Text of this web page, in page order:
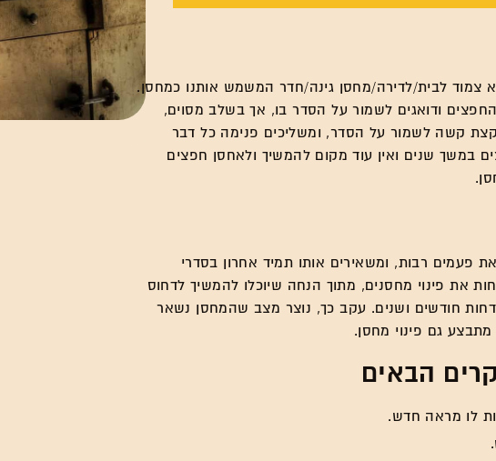
לבית/לדירה/מחסן גינה/חדר המשמש אותנו כמחסן.
ודואגים לשמור על הסדר בו, אך בשלב מסוים,
קשה לשמור על הסדר, ומשליכים פנימה כל דבר
שנים ואין עוד מקום להמשיך ולאחסן חפצים
פעמים רבות, ומשאירים אותו תמיד אחרון בסדרי
את פינוי מחסנים, מתוך הנחה שיוכלו להמשיך לדחוס
חודשים ושנים. עקב כך, נוצר מצב שהמחסן נשאר
גם פינוי מחסן.
הבאים
לו מראה חדש.